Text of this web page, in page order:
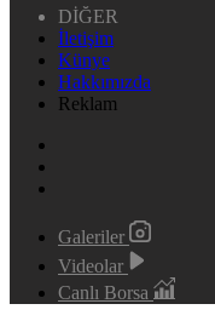
DİĞER
İletişim
Künye
Hakkımızda
Reklam
Galeriler
Videolar
Canlı Borsa